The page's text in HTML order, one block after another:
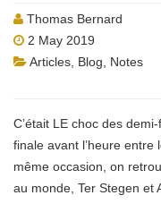
Thomas Bernard
2 May 2019
Articles Blog
Notes
C’était LE choc des
finale avant l’heure
même occasion, on
au monde, Ter Stegen et